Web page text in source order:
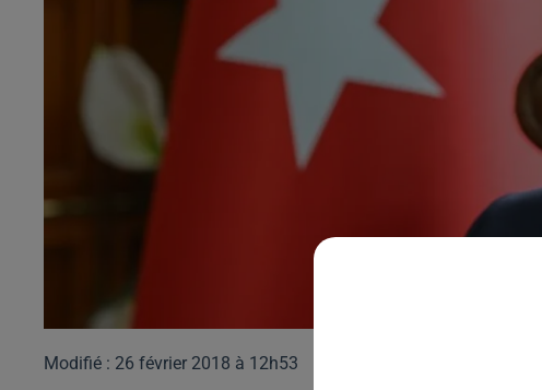
Modifié : 26 février 2018 à 12h53